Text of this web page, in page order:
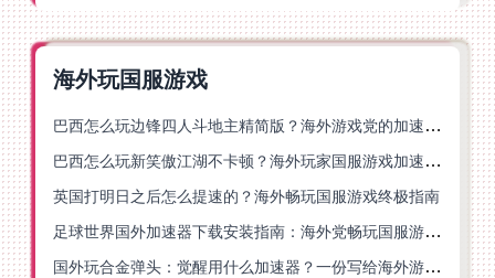
海外玩国服游戏
巴西怎么玩边锋四人斗地主精简版？海外游戏党的加速器终极选择
巴西怎么玩新笑傲江湖不卡顿？海外玩家国服游戏加速终极指南（附猫和老鼠一梦江湖实测）
英国打明日之后怎么提速的？海外畅玩国服游戏终极指南
足球世界国外加速器下载安装指南：海外党畅玩国服游戏的终极解决方案
国外玩合金弹头：觉醒用什么加速器？一份写给海外游子的畅玩指南